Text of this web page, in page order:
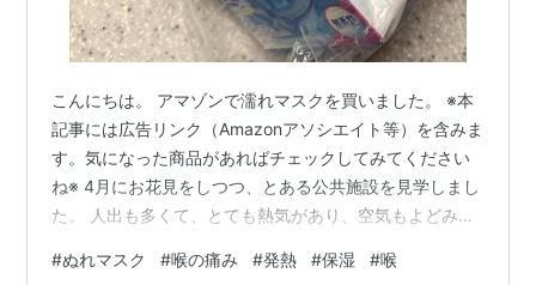
こんにちは。 アマゾンで濡れマスクを買いました。 ※本
記事には広告リンク（Amazonアソシエイト等）を含みま
す。気になった商品があればチェックしてみてください
ね※ 4月にお花見をしつつ、とある公共施設を見学しまし
た。 人出も多くて、とても熱気があり、空気もよどみ気
速足で出ました。 その場所で感染したかは断定はできま
#ぬれマスク #喉の痛み #発熱 #保湿 #喉